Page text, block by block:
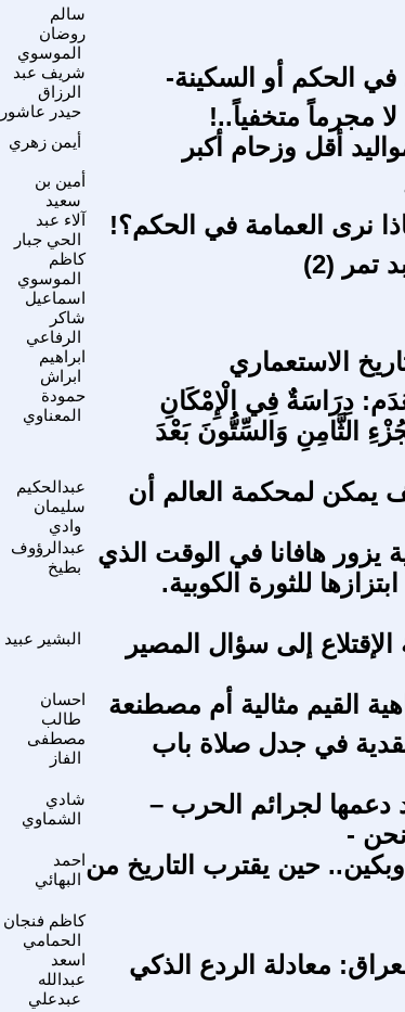
سالم
روضان
الموسوي
شريف عبد
الرزاق
في الحكم أو السكينة-
حيدر عاشور مجرماً متخفياً..!
أيمن زهري أقل وزحام أكبر
أمين بن
سعيد
آلاء عبد
الحي جبار
نرى العمامة في الحكم؟!
كاظم
الموسوي
تمر (2)
اسماعيل
شاكر
الرفاعي
ابراهيم
ابراش
الاستعماري
حمودة
المعناوي
دِرَاسَةٌ فِي الْإِمْكَانِ
الثَّامِنِ وَالسِّتُّونَ بَعْدَ
عبدالحكيم
سليمان
وادي
يمكن لمحكمة العالم أن
عبدالرؤوف
بطيخ
يزور هافانا في الوقت الذي
للثورة الكوبية.
البشير عبيد
إلى سؤال المصير
احسان
طالب
القيم مثالية أم مصطنعة
مصطفى
الفاز
في جدل صلاة باب
شادي
الشماوي
دعمها لجرائم الحرب –
-
احمد
البهائي حين يقترب التاريخ من
كاظم فنجان
الحمامي
اسعد
عبدالله
عبدعلي
معادلة الردع الذكي